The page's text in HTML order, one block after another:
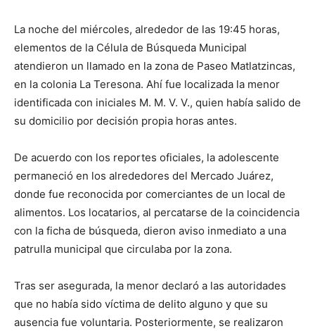
La noche del miércoles, alrededor de las 19:45 horas,
elementos de la Célula de Búsqueda Municipal
atendieron un llamado en la zona de Paseo Matlatzincas,
en la colonia La Teresona. Ahí fue localizada la menor
identificada con iniciales M. M. V. V., quien había salido de
su domicilio por decisión propia horas antes.
De acuerdo con los reportes oficiales, la adolescente
permaneció en los alrededores del Mercado Juárez,
donde fue reconocida por comerciantes de un local de
alimentos. Los locatarios, al percatarse de la coincidencia
con la ficha de búsqueda, dieron aviso inmediato a una
patrulla municipal que circulaba por la zona.
Tras ser asegurada, la menor declaró a las autoridades
que no había sido víctima de delito alguno y que su
ausencia fue voluntaria. Posteriormente, se realizaron